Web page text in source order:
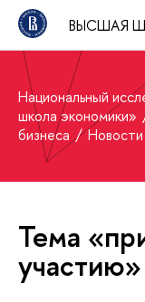
ВЫСШАЯ
Национальный
школа экономики»
бизнеса
Новости
Тема
участию»